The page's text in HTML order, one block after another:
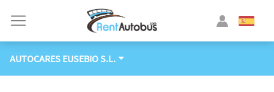
AUTOCARES EUSEBIO S.L.